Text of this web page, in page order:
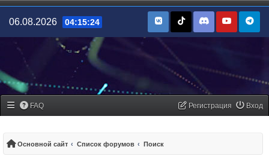
06.08.2026 04:15:24
FAQ Вход
Регистрация
Основной сайт Список форумов Поиск